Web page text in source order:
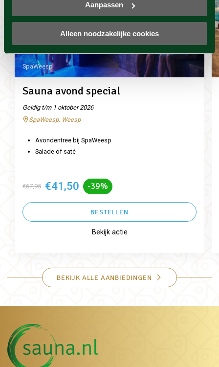
Aanpassen
Alleen noodzakelijke cookies
SpaWeesp
Sauna avond special
Geldig t/m 1 oktober 2026
SpaWeesp, Weesp
Avondentree bij SpaWeesp
Salade of saté
€67,95 €41,50 -39%
BESTELLEN
Bekijk actie
BEKIJK ALLE AANBIEDINGEN